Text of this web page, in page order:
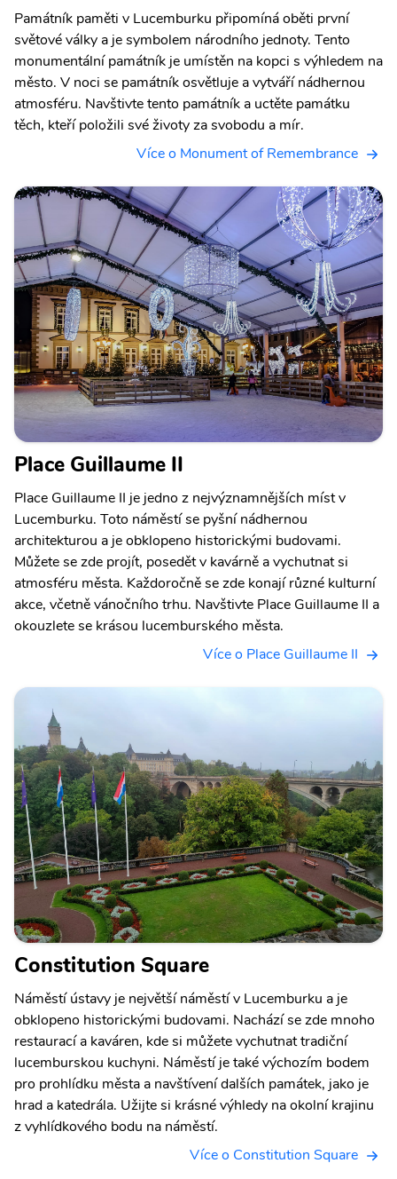
Památník paměti v Lucemburku připomíná oběti první
světové války a je symbolem národního jednoty. Tento
monumentální památník je umístěn na kopci s výhledem na
město. V noci se památník osvětluje a vytváří nádhernou
atmosféru. Navštivte tento památník a uctěte památku
těch, kteří položili své životy za svobodu a mír.
Více o Monument of Remembrance
Place Guillaume II
Place Guillaume II je jedno z nejvýznamnějších míst v
Lucemburku. Toto náměstí se pyšní nádhernou
architekturou a je obklopeno historickými budovami.
Můžete se zde projít, posedět v kavárně a vychutnat si
atmosféru města. Každoročně se zde konají různé kulturní
akce, včetně vánočního trhu. Navštivte Place Guillaume II a
okouzlete se krásou lucemburského města.
Více o Place Guillaume II
Constitution Square
Náměstí ústavy je největší náměstí v Lucemburku a je
obklopeno historickými budovami. Nachází se zde mnoho
restaurací a kaváren, kde si můžete vychutnat tradiční
lucemburskou kuchyni. Náměstí je také výchozím bodem
pro prohlídku města a navštívení dalších památek, jako je
hrad a katedrála. Užijte si krásné výhledy na okolní krajinu
z vyhlídkového bodu na náměstí.
Více o Constitution Square